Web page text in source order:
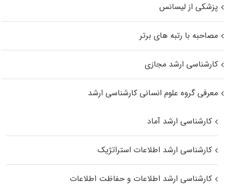
پزشکی از لیسانس
مصاحبه با رتبه های برتر
کارشناسی ارشد مجازی
معرفی گروه علوم انسانی کارشناسی ارشد
کارشناسی ارشد آماد
کارشناسی ارشد اطلاعات استراتژیک
کارشناسی ارشد اطلاعات و حفاظت اطلاعات